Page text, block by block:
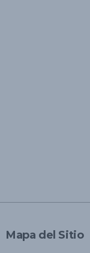
Mapa del Sitio